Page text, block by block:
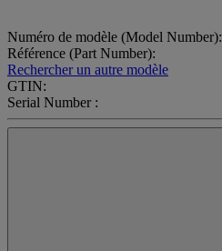
Numéro de modèle (Model Number):
Référence (Part Number):
Rechercher un autre modèle
GTIN:
Serial Number :